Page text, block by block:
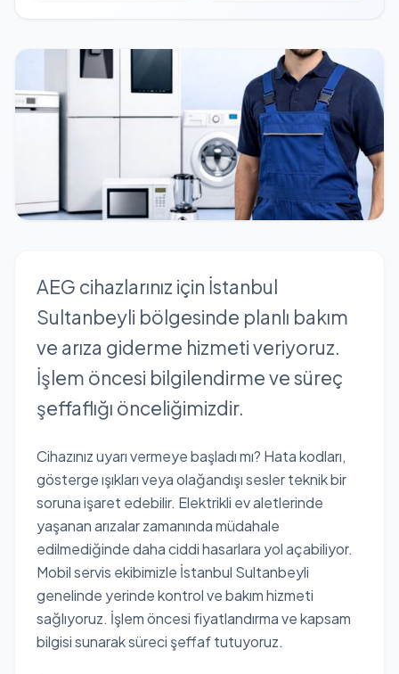
AEG cihazlarınız için İstanbul
Sultanbeyli bölgesinde planlı bakım
ve arıza giderme hizmeti veriyoruz.
İşlem öncesi bilgilendirme ve süreç
şeffaflığı önceliğimizdir.
Cihazınız uyarı vermeye başladı mı? Hata kodları,
gösterge ışıkları veya olağandışı sesler teknik bir
soruna işaret edebilir. Elektrikli ev aletlerinde
yaşanan arızalar zamanında müdahale
edilmediğinde daha ciddi hasarlara yol açabiliyor.
Mobil servis ekibimizle İstanbul Sultanbeyli
genelinde yerinde kontrol ve bakım hizmeti
sağlıyoruz. İşlem öncesi fiyatlandırma ve kapsam
bilgisi sunarak süreci şeffaf tutuyoruz.